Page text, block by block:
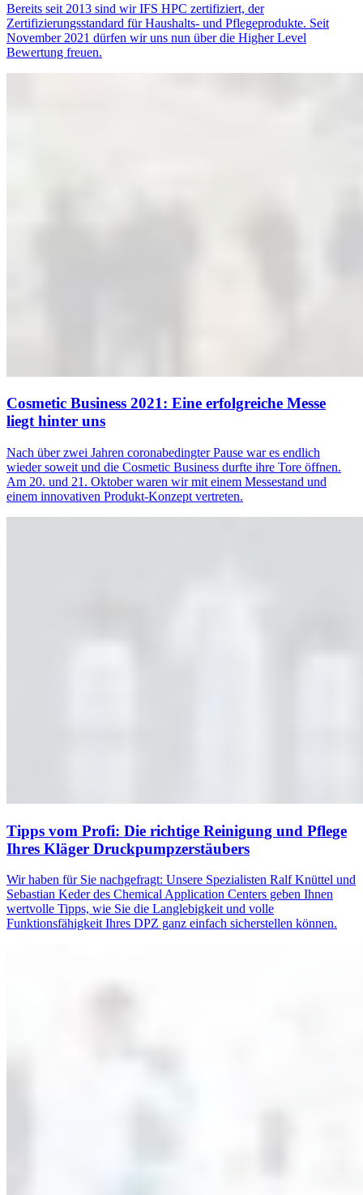
Bereits seit 2013 sind wir IFS HPC zertifiziert, der
Zertifizierungsstandard für Haushalts- und Pflegeprodukte. Seit
November 2021 dürfen wir uns nun über die Higher Level
Bewertung freuen.
Cosmetic Business 2021: Eine erfolgreiche Messe
liegt hinter uns
Nach über zwei Jahren coronabedingter Pause war es endlich
wieder soweit und die Cosmetic Business durfte ihre Tore öffnen.
Am 20. und 21. Oktober waren wir mit einem Messestand und
einem innovativen Produkt-Konzept vertreten.
Tipps vom Profi: Die richtige Reinigung und Pflege
Ihres Kläger Druckpumpzerstäubers
Wir haben für Sie nachgefragt: Unsere Spezialisten Ralf Knüttel und
Sebastian Keder des Chemical Application Centers geben Ihnen
wertvolle Tipps, wie Sie die Langlebigkeit und volle
Funktionsfähigkeit Ihres DPZ ganz einfach sicherstellen können.